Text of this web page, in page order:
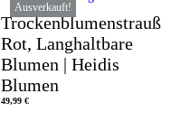
Ausverkauft!
Trockenblumenstrauß
Rot, Langhaltbare
Blumen | Heidis
Blumen
49,99 €